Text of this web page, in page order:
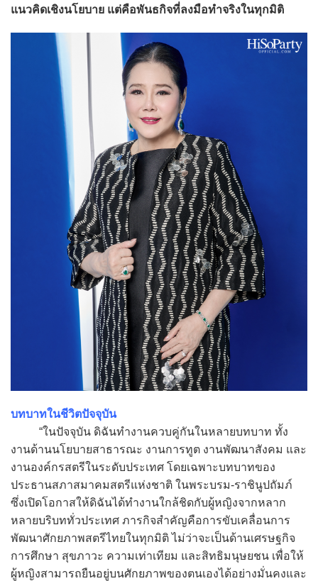
แนวคิดเชิงนโยบาย แต่คือพันธกิจที่ลงมือทำจริงในทุกมิติ
บทบาทในชีวิตปัจจุบัน
“ในปัจจุบัน ดิฉันทำงานควบคู่กันในหลายบทบาท ทั้ง
งานด้านนโยบายสาธารณะ งานการทูต งานพัฒนาสังคม และ
งานองค์กรสตรีในระดับประเทศ โดยเฉพาะบทบาทของ
ประธานสภาสมาคมสตรีแห่งชาติ ในพระบรม-ราชินูปถัมภ์
ซึ่งเปิดโอกาสให้ดิฉันได้ทำงานใกล้ชิดกับผู้หญิงจากหลาก
หลายบริบททั่วประเทศ ภารกิจสำคัญคือการขับเคลื่อนการ
พัฒนาศักยภาพสตรีไทยในทุกมิติ ไม่ว่าจะเป็นด้านเศรษฐกิจ
การศึกษา สุขภาวะ ความเท่าเทียม และสิทธิมนุษยชน เพื่อให้
ผู้หญิงสามารถยืนอยู่บนศักยภาพของตนเองได้อย่างมั่นคงและ